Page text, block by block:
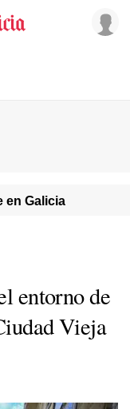
en Galicia
entorno de
Vieja